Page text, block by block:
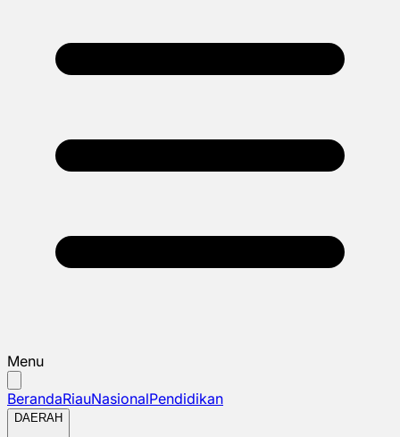
Menu
BerandaRiauNasionalPendidikan
DAERAH